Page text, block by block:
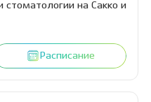
стоматологии на Сакко и
Расписание